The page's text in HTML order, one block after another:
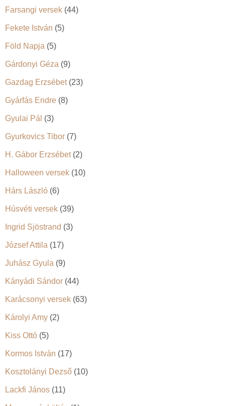
Farsangi versek (44)
Fekete István (5)
Föld Napja (5)
Gárdonyi Géza (9)
Gazdag Erzsébet(23)
Gyárfás Endre (8)
Gyulai Pál (3)
Gyurkovics Tibor (7)
H. Gábor Erzsébet(2)
Halloween versek (10)
Hárs László (6)
Húsvéti versek (39)
Ingrid Sjöstrand (3)
József Attila (17)
Juhász Gyula (9)
Kányádi Sándor (44)
Karácsonyi versek (63)
Károlyi Amy (2)
Kiss Ottó (5)
Kormos István (17)
Kosztolányi Dezső (10)
Lackfi János (11)